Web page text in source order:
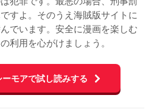
すよ。そのうえ海賊版サイトに
でいます。安全に漫画を楽しむ
利用を心がけましょう。
モアで試し読みする